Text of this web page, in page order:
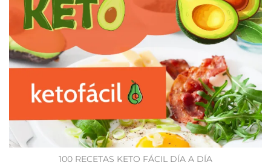
100 RECETAS KETO FÁCIL DÍA A DÍA